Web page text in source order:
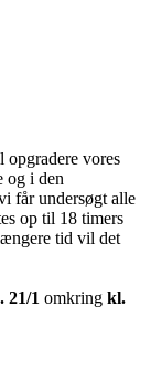
opgradere vores
og i den
får undersøgt alle
op til 18 timers
tid vil det
21/1 omkring kl.